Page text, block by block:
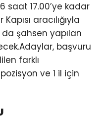
saat 17.00’ye kadar
aracılığıyla
şahsen yapılan
başvuru
farklı
ve 1 il için